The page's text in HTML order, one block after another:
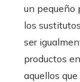
un pequeño
los
ser
productos
aquellos